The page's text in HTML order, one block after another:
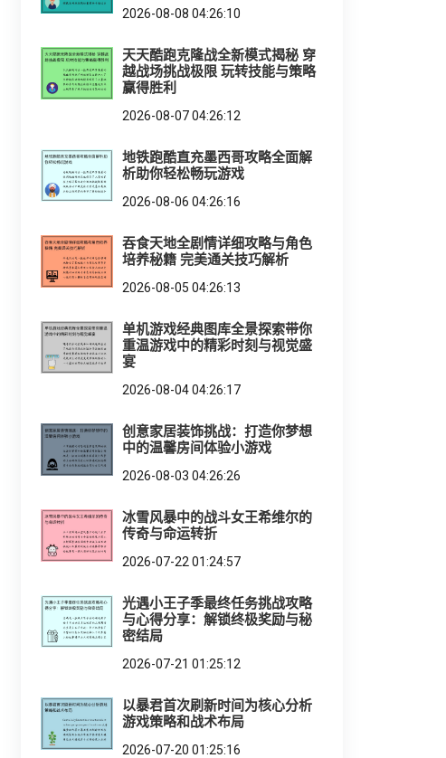
2026-08-08 04:26:10
天天酷跑克隆战全新模式揭秘 穿
越战场挑战极限 玩转技能与策略
赢得胜利
2026-08-07 04:26:12
地铁跑酷直充墨西哥攻略全面解
析助你轻松畅玩游戏
2026-08-06 04:26:16
吞食天地全剧情详细攻略与角色
培养秘籍 完美通关技巧解析
2026-08-05 04:26:13
单机游戏经典图库全景探索带你
重温游戏中的精彩时刻与视觉盛
宴
2026-08-04 04:26:17
创意家居装饰挑战：打造你梦想
中的温馨房间体验小游戏
2026-08-03 04:26:26
冰雪风暴中的战斗女王希维尔的
传奇与命运转折
2026-07-22 01:24:57
光遇小王子季最终任务挑战攻略
与心得分享：解锁终极奖励与秘
密结局
2026-07-21 01:25:12
以暴君首次刷新时间为核心分析
游戏策略和战术布局
2026-07-20 01:25:16